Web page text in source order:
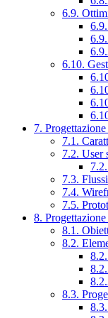
6.9.
6.10.
7.
7.1.
7.2. User
7.3.
7.4.
7.5.
8.
8.1.
8.2.
8.3.